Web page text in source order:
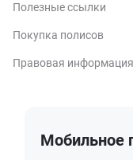
Полезные ссылки
Покупка полисов
Правовая информация
Мобильное